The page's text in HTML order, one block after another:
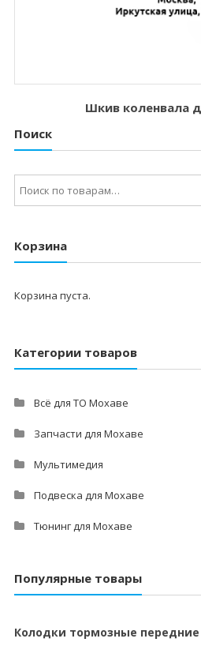
Шкив коленвала
Поиск
Корзина
Корзина пуста.
Категории товаров
Всё для ТО Мохаве
Запчасти для Мохаве
Мультимедия
Подвеска для Мохаве
Тюнинг для Мохаве
Популярные товары
Колодки тормозные